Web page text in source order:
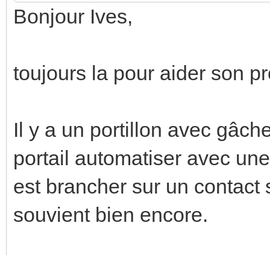
Bonjour Ives,
toujours la pour aider son
Il y a un portillon avec
portail automatiser avec
est brancher sur un
souvient bien encore.